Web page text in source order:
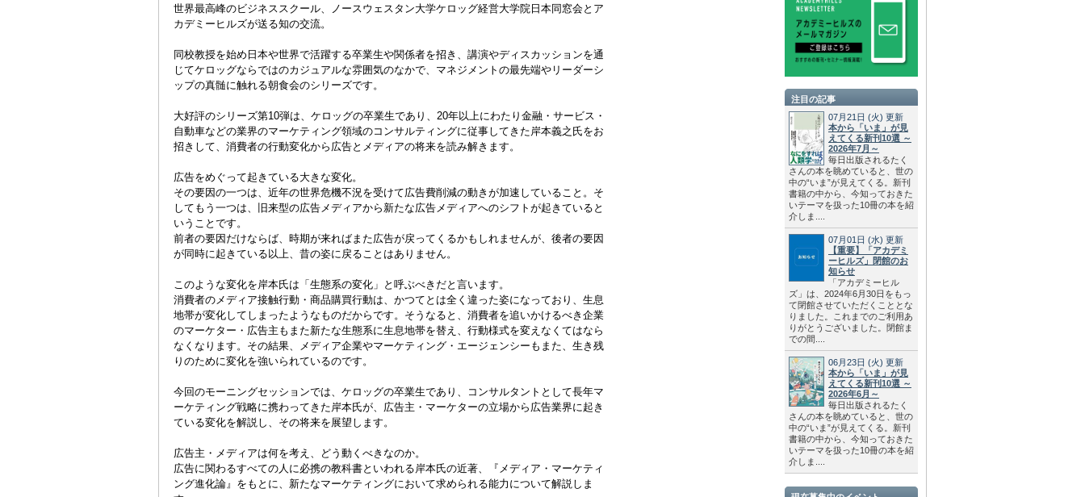
世界最高峰のビジネススクール、ノースウェスタン大学ケロッグ経営大学院日本同窓会とア
カデミーヒルズが送る知の交流。
同校教授を始め日本や世界で活躍する卒業生や関係者を招き、講演やディスカッションを通
じてケロッグならではのカジュアルな雰囲気のなかで、マネジメントの最先端やリーダーシ
ップの真髄に触れる朝食会のシリーズです。
大好評のシリーズ第10弾は、ケロッグの卒業生であり、20年以上にわたり金融・サービス・
自動車などの業界のマーケティング領域のコンサルティングに従事してきた岸本義之氏をお
招きして、消費者の行動変化から広告とメディアの将来を読み解きます。
広告をめぐって起きている大きな変化。
その要因の一つは、近年の世界危機不況を受けて広告費削減の動きが加速していること。そ
してもう一つは、旧来型の広告メディアから新たな広告メディアへのシフトが起きていると
いうことです。
前者の要因だけならば、時期が来ればまた広告が戻ってくるかもしれませんが、後者の要因
が同時に起きている以上、昔の姿に戻ることはありません。
このような変化を岸本氏は「生態系の変化」と呼ぶべきだと言います。
消費者のメディア接触行動・商品購買行動は、かつてとは全く違った姿になっており、生息
地帯が変化してしまったようなものだからです。そうなると、消費者を追いかけるべき企業
のマーケター・広告主もまた新たな生態系に生息地帯を替え、行動様式を変えなくてはなら
なくなります。その結果、メディア企業やマーケティング・エージェンシーもまた、生き残
りのために変化を強いられているのです。
今回のモーニングセッションでは、ケロッグの卒業生であり、コンサルタントとして長年マ
ーケティング戦略に携わってきた岸本氏が、広告主・マーケターの立場から広告業界に起き
ている変化を解説し、その将来を展望します。
広告主・メディアは何を考え、どう動くべきなのか。
広告に関わるすべての人に必携の教科書といわれる岸本氏の近著、『メディア・マーケティ
ング進化論』をもとに、新たなマーケティングにおいて求められる能力について解説しま
注目の記事
07月21日 (火) 更新
本から「いま」が見
えてくる新刊10選 ～
2026年7月～
毎日出版されるたく
さんの本を眺めていると、世の
中の“いま”が見えてくる。新刊
書籍の中から、今知っておきた
いテーマを扱った10冊の本を紹
介しま....
07月01日 (水) 更新
【重要】「アカデミ
ーヒルズ」閉館のお
知らせ
「アカデミーヒル
ズ」は、2024年6月30日をもっ
て閉館させていただくこととな
りました。これまでのご利用あ
りがとうございました。閉館ま
での間....
06月23日 (火) 更新
本から「いま」が見
えてくる新刊10選 ～
2026年6月～
毎日出版されるたく
さんの本を眺めていると、世の
中の“いま”が見えてくる。新刊
書籍の中から、今知っておきた
いテーマを扱った10冊の本を紹
介しま....